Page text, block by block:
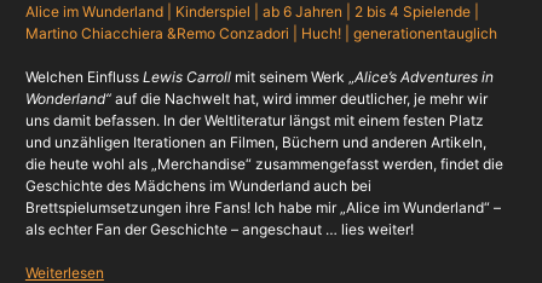
Alice im Wunderland | Kinderspiel | ab 6 Jahren | 2 bis 4 Spielende |
Martino Chiacchiera &Remo Conzadori | Huch! | generationentauglich
Welchen Einfluss Lewis Carrollmit seinem Werk „ Alice’s Adventures in
Wonderland“ auf die Nachwelt hat, wird immer deutlicher, je mehr wir
uns damit befassen. In der Weltliteratur längst mit einem festen Platz
und unzähligen Iterationen an Filmen, Büchern und anderen Artikeln,
die heute wohl als „Merchandise“ zusammengefasst werden, findet die
Geschichte des Mädchens im Wunderland auch bei
Brettspielumsetzungen ihre Fans! Ich habe mir „Alice im Wunderland“ –
als echter Fan der Geschichte – angeschaut … lies weiter!
Weiterlesen